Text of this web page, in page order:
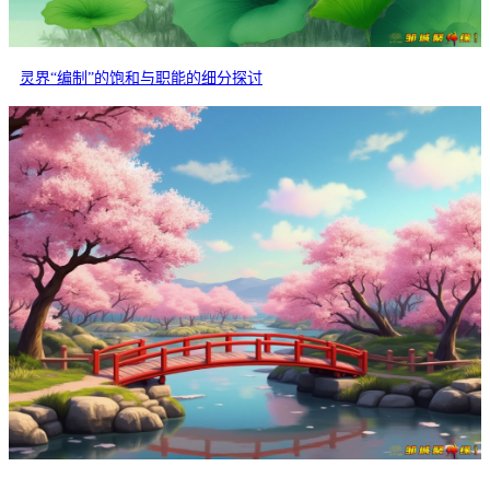
灵界“编制”的饱和与职能的细分探讨